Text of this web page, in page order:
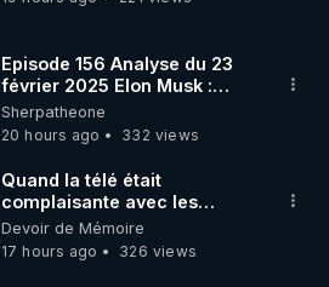
Episode 156 Analyse du 23
février 2025 Elon Musk :
Houston , on a un problème !
Sherpatheone
20 hours ago
332 views
Quand la télé était
complaisante avec les
pédophiles
Devoir de Mémoire
17 hours ago
326 views